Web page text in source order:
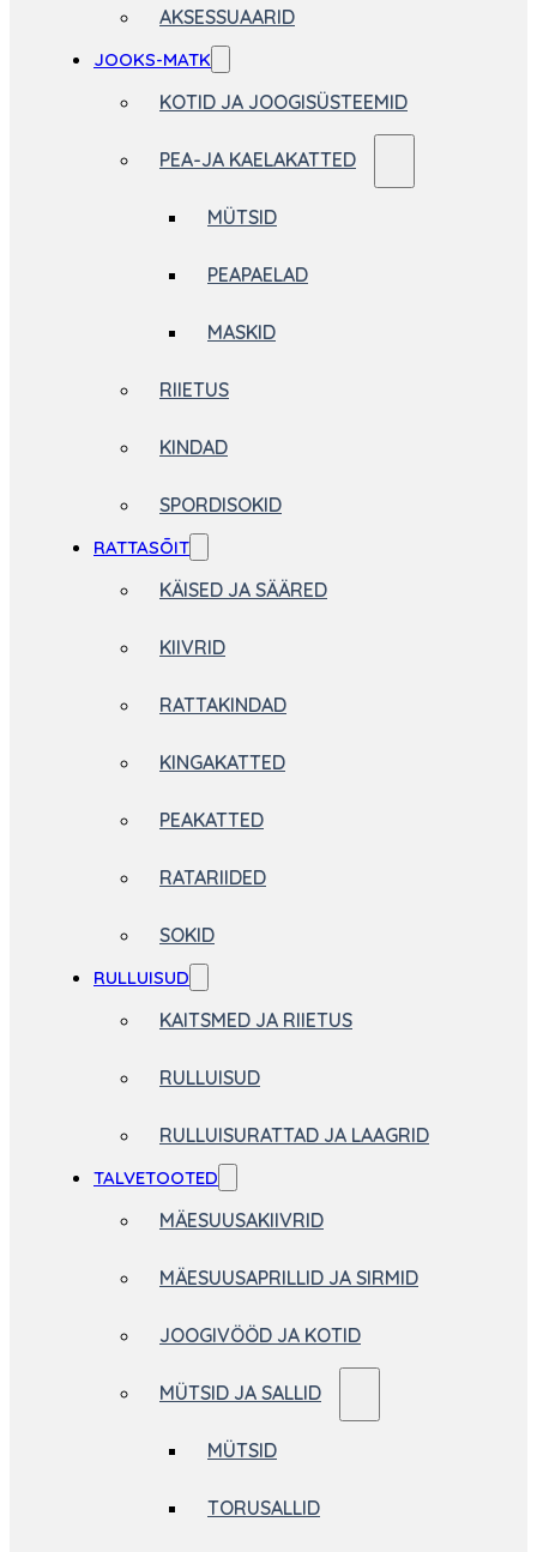
AKSESSUAARID
JOOKS-MATK
KOTID JA JOOGISÜSTEEMID
PEA-JA KAELAKATTED
MÜTSID
PEAPAELAD
MASKID
RIIETUS
KINDAD
SPORDISOKID
RATTASÕIT
KÄISED JA SÄÄRED
KIIVRID
RATTAKINDAD
KINGAKATTED
PEAKATTED
RATARIIDED
SOKID
RULLUISUD
KAITSMED JA RIIETUS
RULLUISUD
RULLUISURATTAD JA LAAGRID
TALVETOOTED
MÄESUUSAKIIVRID
MÄESUUSAPRILLID JA SIRMID
JOOGIVÖÖD JA KOTID
MÜTSID JA SALLID
MÜTSID
TORUSALLID